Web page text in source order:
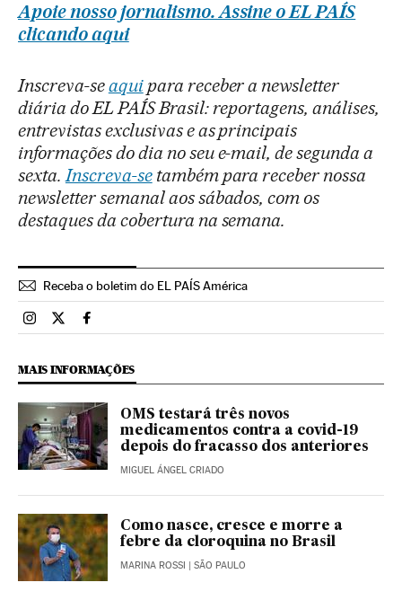
Apoie nosso jornalismo. Assine o EL PAÍS
clicando aqui
Inscreva-seaquipara receber a newsletter
diária do EL PAÍS Brasil: reportagens, análises,
entrevistas exclusivas e as principais
informações do dia no seu e-mail, de segunda a
sexta.Inscreva-setambém para receber nossa
newsletter semanal aos sábados, com os
destaques da cobertura na semana.
Receba o boletim do EL PAÍS América
Brasil El País Brasil en Instagram
Brasil El País Brasil en Twitter
Brasil El País Brasil en Facebook
MAIS INFORMAÇÕES
OMS testará três novos
medicamentos contra a covid-19
depois do fracasso dos anteriores
MIGUEL ÁNGEL CRIADO
Como nasce, cresce e morre a
febre da cloroquina no Brasil
MARINA ROSSI | SÃO PAULO